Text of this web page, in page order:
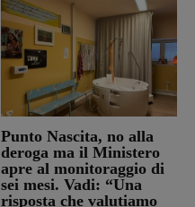
Punto Nascita, no alla
deroga ma il Ministero
apre al monitoraggio di
sei mesi. Vadi: “Una
risposta che valutiamo